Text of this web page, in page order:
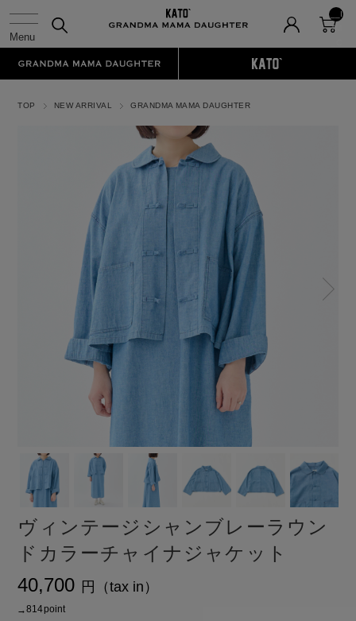
__I
TM
TOP NEW ARRIVAL GRANDMA MAMA DAUGHTER
N
ex
ヴィンテージシャンブレーラウン
ドカラーチャイナジャケット
¥40,700
還元 814